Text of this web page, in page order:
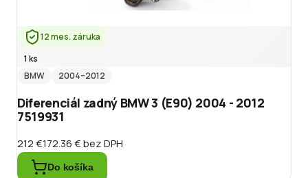
12 mes. záruka
1 ks
BMW
2004–2012
Diferenciál zadný BMW 3 (E90) 2004 - 2012
7519931
212 €172.36 €bez DPH
Do košíka